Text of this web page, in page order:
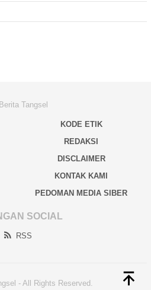
KODE ETIK
REDAKSI
DISCLAIMER
KONTAK KAMI
PEDOMAN MEDIA SIBER
SOCIAL
RSS
- All Rights Reserved.